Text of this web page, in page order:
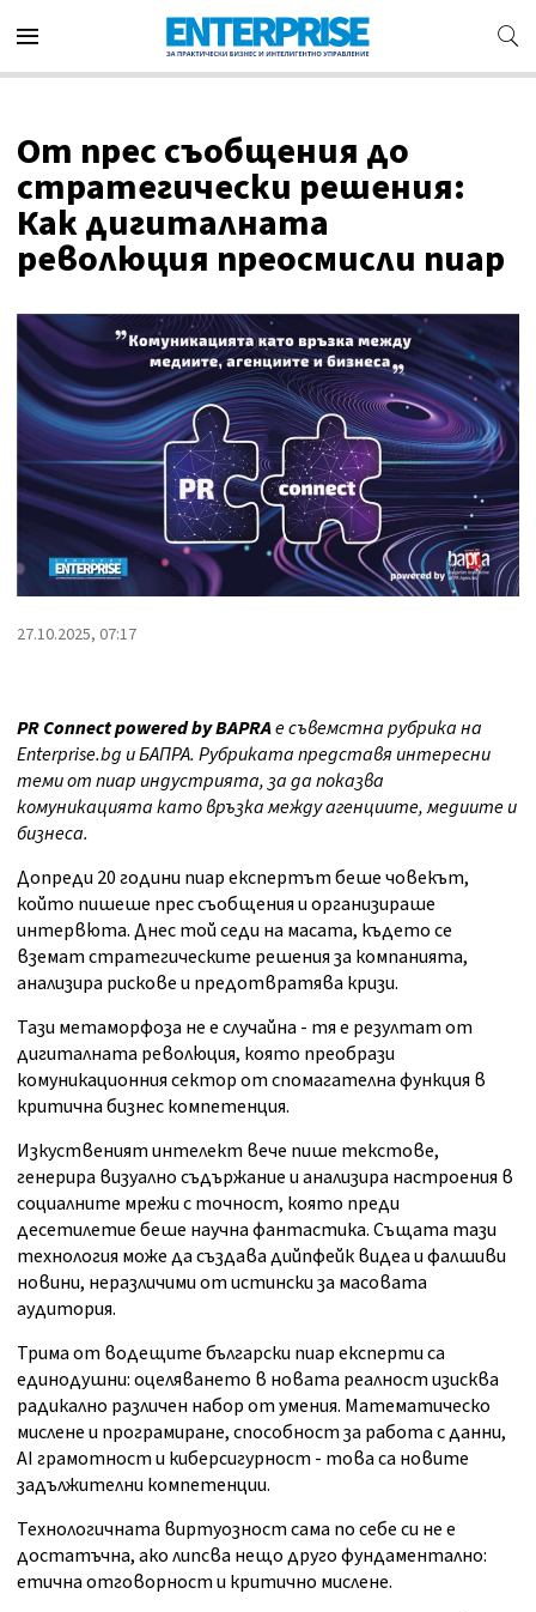
От прес съобщения до
стратегически решения:
Как дигиталната
революция преосмисли пиар
27.10.2025, 07:17
PR Connect powered by BAPRAе съвемстна рубрика на
Enterprise.bg и БАПРА. Рубриката представя интересни
теми от пиар индустрията, за да показва
комуникацията като връзка между агенциите, медиите и
бизнеса.
Допреди 20 години пиар експертът беше човекът,
който пишеше прес съобщения и организираше
интервюта. Днес той седи на масата, където се
вземат стратегическите решения за компанията,
анализира рискове и предотвратява кризи.
Тази метаморфоза не е случайна - тя е резултат от
дигиталната революция, която преобрази
комуникационния сектор от спомагателна функция в
критична бизнес компетенция.
Изкуственият интелект вече пише текстове,
генерира визуално съдържание и анализира настроения в
социалните мрежи с точност, която преди
десетилетие беше научна фантастика. Същата тази
технология може да създава дийпфейк видеа и фалшиви
новини, неразличими от истински за масовата
аудитория.
Трима от водещите български пиар експерти са
единодушни: оцеляването в новата реалност изисква
радикално различен набор от умения. Математическо
мислене и програмиране, способност за работа с данни,
AI грамотност и киберсигурност - това са новите
задължителни компетенции.
Технологичната виртуозност сама по себе си не е
достатъчна, ако липсва нещо друго фундаментално:
етична отговорност и критично мислене.